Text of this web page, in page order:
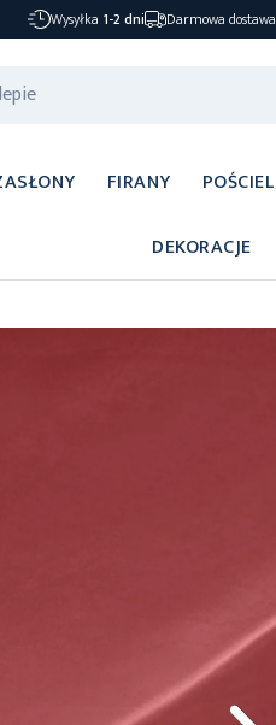
Wysyłka 1-2 dni Darmowa dostawa
FIRANY POŚCIEL
DEKORACJE